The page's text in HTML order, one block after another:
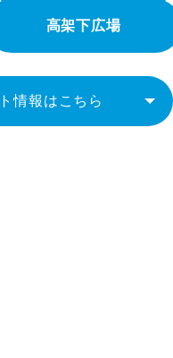
高架下広場
情報はこちら